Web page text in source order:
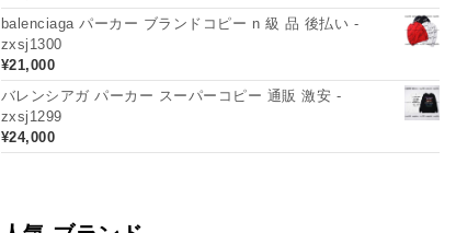
balenciaga パーカー ブランドコピー n 級 品 後払い -
zxsj1300
¥21,000
バレンシアガ パーカー スーパーコピー 通販 激安 -
zxsj1299
¥24,000